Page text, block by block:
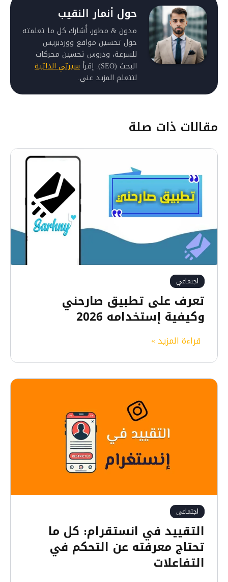
حول أنمار النقيب
مدون & مطور، أُشارك كل ما تعلمته
حول تحسين مواقع ووردبريس
للسرعة، ودروس تحسين محركات
البحث (SEO). إقرأ
سيرتي الذاتية
لتتعلم المزيد عني.
مقالات ذات صلة
اجتماعي
تعرف على تطبيق صارحني
وكيفية إستخدامه 2026
قراءة المزيد »
ر
ف
ى
ت
ط
ب
ص
ح
ن
اجتماعي
التقييد في انستقرام: كل ما
تحتاج معرفته عن التحكم في
التفاعلات